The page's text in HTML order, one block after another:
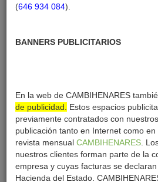
(646 934 084).
BANNERS PUBLICITARIOS
En la web de CAMBIHENARES
de publicidad.
Estos espacios
previamente contratados con
publicación tanto en Internet como
revista mensual CAMBIHENARES .
nuestros clientes forman parte de la
empresa y cuyas facturas se
Hacienda del Estado.